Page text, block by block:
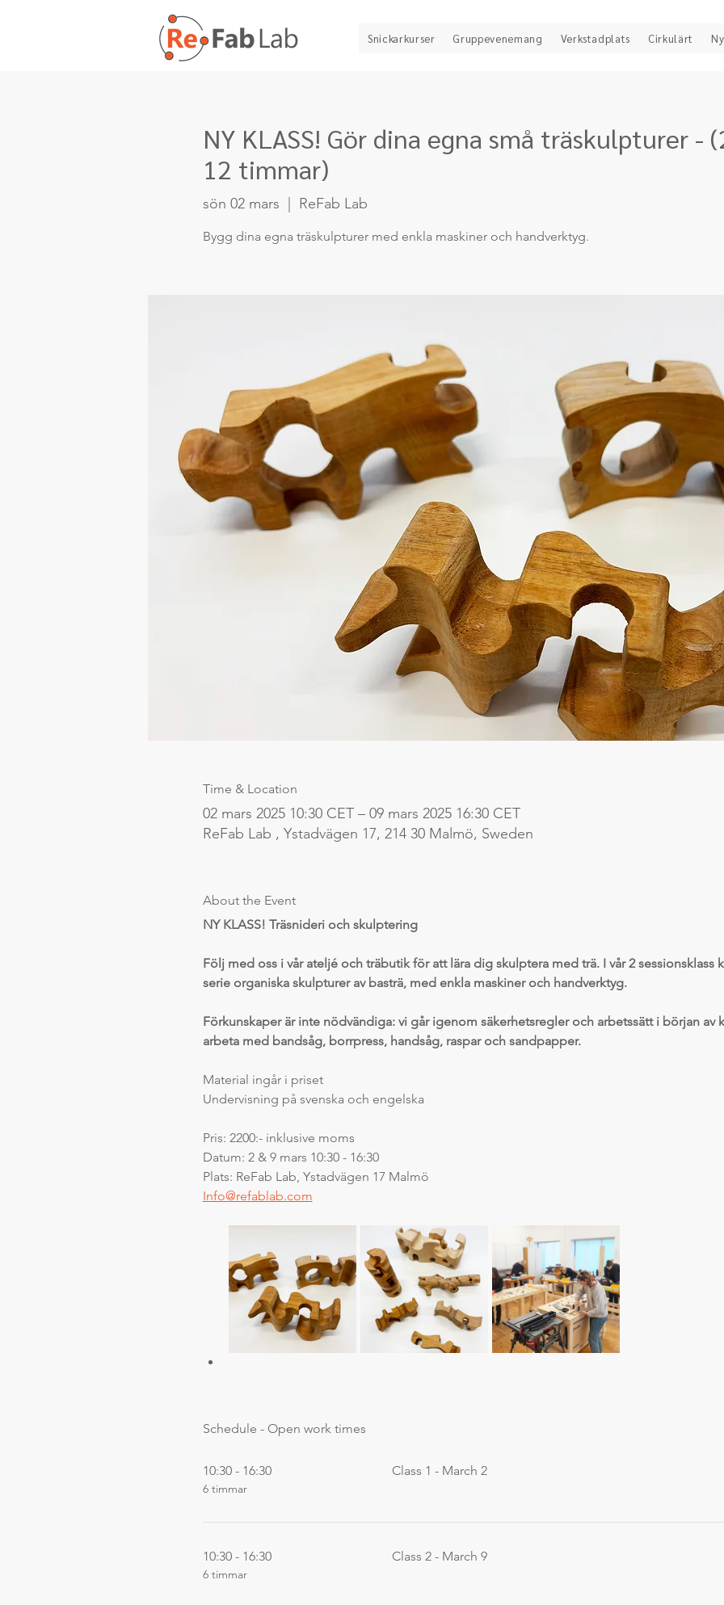
Snickarkurser Gruppevenemang Verkstadplats Cirkulärt
NY KLASS! Gör dina egna små träskulpturer -
12 timmar)
sön 02 mars ReFab Lab
Bygg dina egna träskulpturer med enkla maskiner och handverktyg.
Time & Location
02 mars 2025 10:30 CET – 09 mars 2025 16:30 CET
ReFab Lab , Ystadvägen 17, 214 30 Malmö, Sweden
About the Event
NY KLASS! Träsnideri och skulptering
Följ med oss i vår ateljé och träbutik för att lära dig skulptera med trä. I vår 2 sessionsklass
serie organiska skulpturer av basträ, med enkla maskiner och handverktyg.
Förkunskaper är inte nödvändiga: vi går igenom säkerhetsregler och arbetssätt i början av
arbeta med bandsåg, borrpress, handsåg, raspar och sandpapper.
Material ingår i priset
Undervisning på svenska och engelska
Pris: 2200:- inklusive moms
Datum: 2 & 9 mars 10:30 - 16:30
Plats: ReFab Lab, Ystadvägen 17 Malmö
Info@refablab.com
Schedule - Open work times
10:30 - 16:30
6 timmar
Class 1 - March 2
10:30 - 16:30
6 timmar
Class 2 - March 9